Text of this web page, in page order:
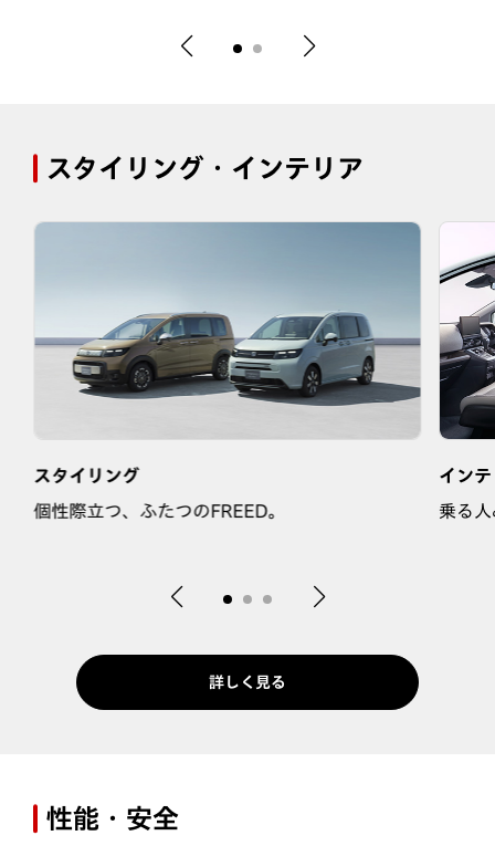
スタイリング・インテリア
スタイリング
個性際立つ、ふたつのFREED。
イン
乗る
詳しく見る
性能・安全